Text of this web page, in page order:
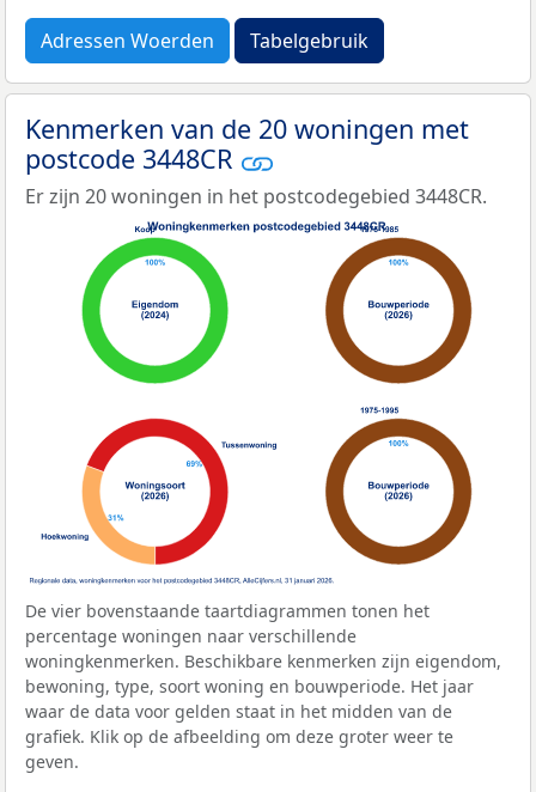
Adressen Woerden Tabelgebruik
Kenmerken van de 20 woningen met
postcode 3448CR
Er zijn 20 woningen in het postcodegebied 3448CR.
De vier bovenstaande taartdiagrammen tonen het
percentage woningen naar verschillende
woningkenmerken. Beschikbare kenmerken zijn eigendom,
bewoning, type, soort woning en bouwperiode. Het jaar
waar de data voor gelden staat in het midden van de
grafiek. Klik op de afbeelding om deze groter weer te
geven.